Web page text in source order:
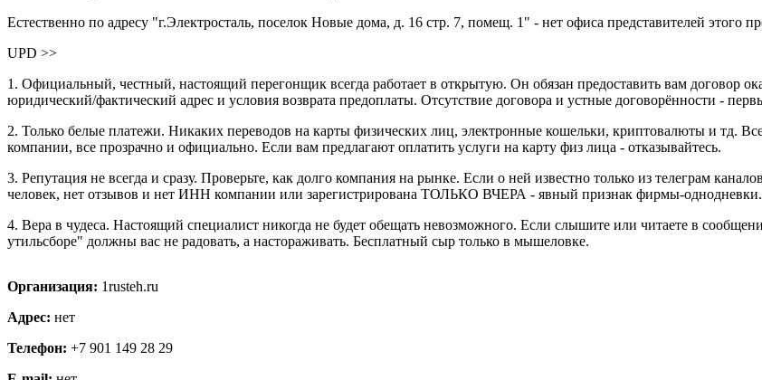
Естественно по адресу "г.Электросталь, поселок Новые дома, д. 16 стр. 7, помещ. 1" - нет офиса представителей этого
UPD >>
1. Официальный, честный, настоящий перегонщик всегда работает в открытую. Он обязан предоставить вам договор
юридический/фактический адрес и условия возврата предоплаты. Отсутствие договора и устные договорённости -
2. Только белые платежи. Никаких переводов на карты физических лиц, электронные кошельки, криптовалюты и тд.
компании, все прозрачно и официально. Если вам предлагают оплатить услуги на карту физ лица - отказывайтесь.
3. Репутация не всегда и сразу. Проверьте, как долго компания на рынке. Если о ней известно только из телеграм
человек, нет отзывов и нет ИНН компании или зарегистрирована ТОЛЬКО ВЧЕРА - явный признак фирмы-однодневки.
4. Вера в чудеса. Настоящий специалист никогда не будет обещать невозможного. Если слышите или читаете в
утильсборе" должны вас не радовать, а настораживать. Бесплатный сыр только в мышеловке.
Организация: 1rusteh.ru
Адрес: нет
Телефон: +7 901 149 28 29